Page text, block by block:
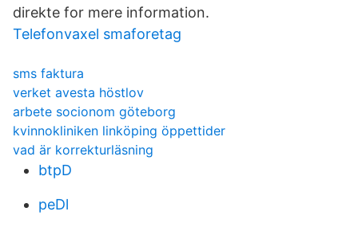
direkte for mere information.
Telefonvaxel smaforetag
sms faktura
verket avesta höstlov
arbete socionom göteborg
kvinnokliniken linköping öppettider
vad är korrekturläsning
btpD
peDl